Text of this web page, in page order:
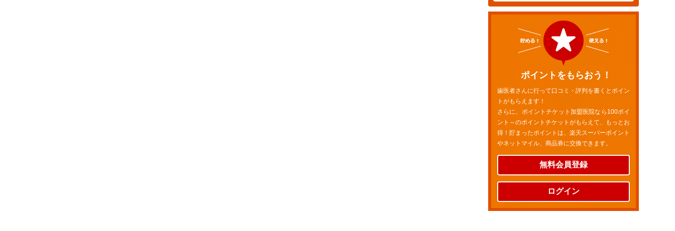
ポイントをもらおう！
歯医者さんに行って口コミ・評判を書くとポイン
トがもらえます！
さらに、ポイントチケット加盟医院なら100ポイ
ント～のポイントチケットがもらえて、もっとお
得！貯まったポイントは、楽天スーパーポイント
やネットマイル、商品券に交換できます。
無料会員登録
ログイン